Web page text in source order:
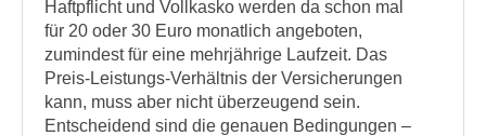
Haftpflicht und Vollkasko werden da schon mal
für 20 oder 30 Euro monatlich angeboten,
zumindest für eine mehrjährige Laufzeit. Das
Preis-Leistungs-Verhältnis der Versicherungen
kann, muss aber nicht überzeugend sein.
Entscheidend sind die genauen Bedingungen –